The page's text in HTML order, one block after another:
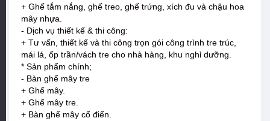
+ Ghế tắm nắng, ghế treo, ghế trứng, xích đu và chậu hoa
mây nhựa.
- Dịch vụ thiết kế & thi công:
+ Tư vấn, thiết kế và thi công trọn gói công trình tre trúc,
mái lá, ốp trần/vách tre cho nhà hàng, khu nghỉ dưỡng.
* Sản phẩm chính;
- Bàn ghế mây tre
+ Ghế mây.
+ Ghế mây tre.
+ Bàn ghế mây cổ điển.